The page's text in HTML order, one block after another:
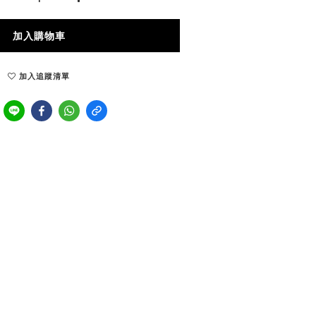
加入購物車
加入追蹤清單